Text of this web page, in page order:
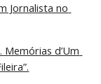
Jornalista no
Memórias d’Um